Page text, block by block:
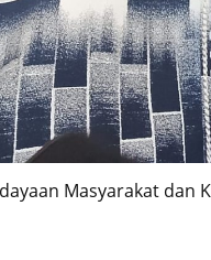
Masyarakat dan